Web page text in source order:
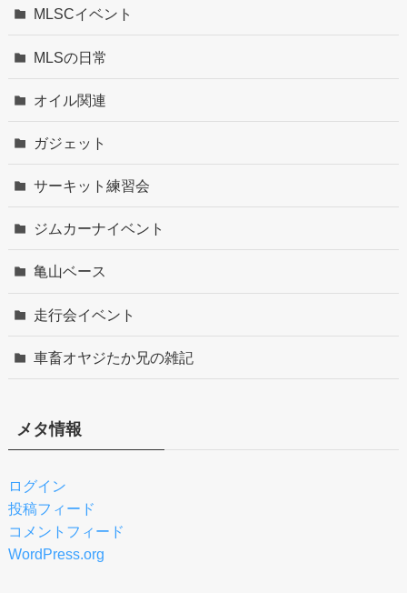
MLSCイベント
MLSの日常
オイル関連
ガジェット
サーキット練習会
ジムカーナイベント
亀山ベース
走行会イベント
車畜オヤジたか兄の雑記
メタ情報
ログイン
投稿フィード
コメントフィード
WordPress.org